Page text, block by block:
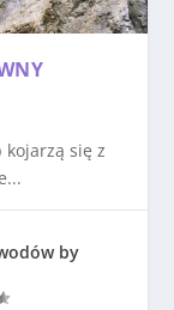
kojarzą się z
by